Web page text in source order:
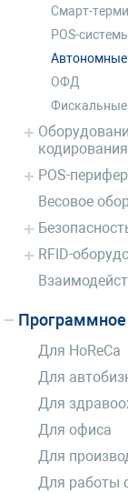
Смарт-
POS-
ОФД
Фискальные
кодирования
POS-
Весовое
RFID-
Программное
Для HoReCa
Для
Для
Для офиса
Для
Для работы